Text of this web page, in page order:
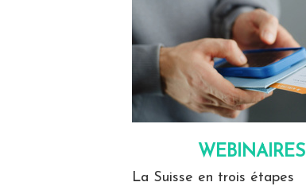
WEBINAIRES
La Suisse en trois étapes